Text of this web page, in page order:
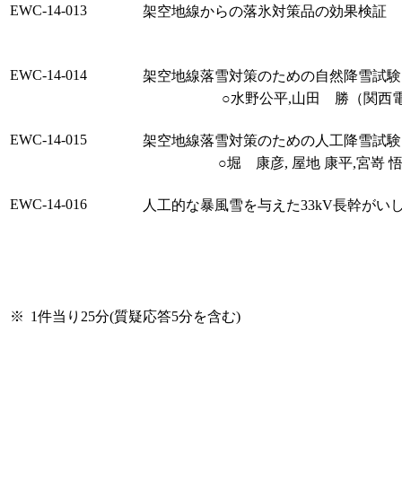
EWC-14-013 架空地線からの落氷対策品の効果検証
EWC-14-014
架空地線落雪対策のための自然降雪試
○水野公平,山田 勝（関西
EWC-14-015
架空地線落雪対策のための人工降雪試
○堀 康彦, 屋地 康平,宮嵜
EWC-14-016 人工的な暴風雪を与えた33kV長幹がい
※ 1件当り25分(質疑応答5分を含む)